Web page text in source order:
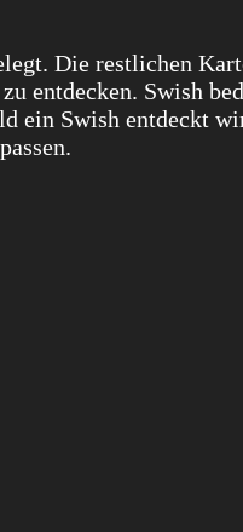
Die restlichen
entdecken. Swish
ein Swish entdeckt